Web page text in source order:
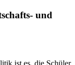
und
ist es, die Schüler